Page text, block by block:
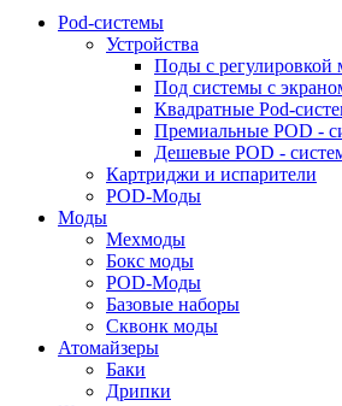
Pod-системы
Устройства
Поды с регулировкой
Под системы с
Квадратные Pod-
Премиальные POD -
Дешевые POD -
Картриджи и испарители
POD-Моды
Моды
Мехмоды
Бокс моды
POD-Моды
Базовые наборы
Сквонк моды
Атомайзеры
Баки
Дрипки